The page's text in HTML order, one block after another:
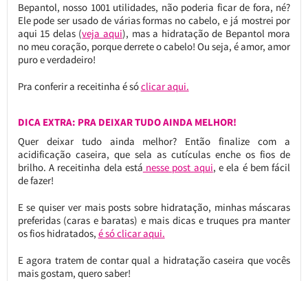
Bepantol, nosso 1001 utilidades, não poderia ficar de fora, né?
Ele pode ser usado de várias formas no cabelo, e já mostrei por
aqui 15 delas (veja aqui), mas a hidratação de Bepantol mora
no meu coração, porque derrete o cabelo! Ou seja, é amor, amor
puro e verdadeiro!
Pra conferir a receitinha é sóclicar aqui.
DICA EXTRA: PRA DEIXAR TUDO AINDA MELHOR!
Quer deixar tudo ainda melhor? Então finalize com a
acidificação caseira, que sela as cutículas enche os fios de
brilho. A receitinha dela está nesse post aqui, e ela é bem fácil
de fazer!
E se quiser ver mais posts sobre hidratação, minhas máscaras
preferidas (caras e baratas) e mais dicas e truques pra manter
os fios hidratados, é só clicar aqui.
E agora tratem de contar qual a hidratação caseira que vocês
mais gostam, quero saber!